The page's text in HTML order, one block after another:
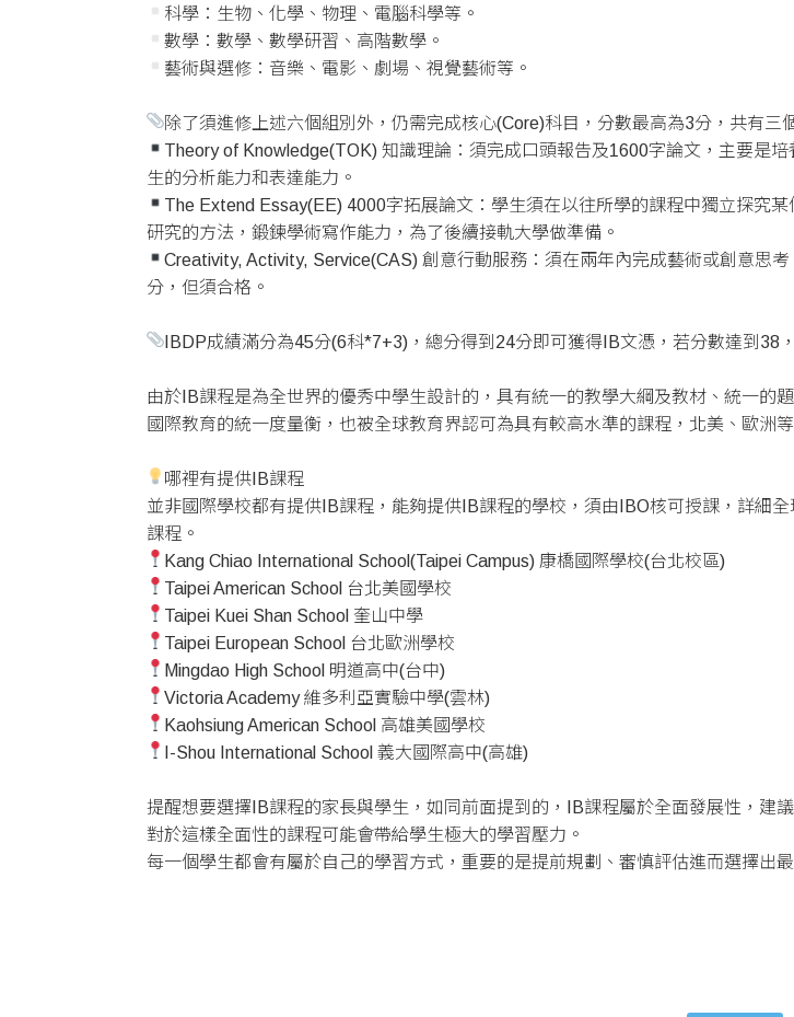
科學：生物、化學、物理、電腦科學等。
數學：數學、數學研習、高階數學。
藝術與選修：音樂、電影、劇場、視覺藝術等。
除了須進修上述六個組別外，仍需完成核心(Core)科目，分數最高為3分，共有三
Theory of Knowledge(TOK) 知識理論：須完成口頭報告及1600字論文，主要是
生的分析能力和表達能力。
The Extend Essay(EE) 4000字拓展論文：學生須在以往所學的課程中獨立探究
研究的方法，鍛鍊學術寫作能力，為了後續接軌大學做準備。
Creativity, Activity, Service(CAS) 創意行動服務：須在兩年內完成藝術或創意思
分，但須合格。
IBDP成績滿分為45分(6科*7+3)，總分得到24分即可獲得IB文憑，若分數達到38
由於IB課程是為全世界的優秀中學生設計的，具有統一的教學大綱及教材、統一的
國際教育的統一度量衡，也被全球教育界認可為具有較高水準的課程，北美、歐洲
哪裡有提供IB課程
並非國際學校都有提供IB課程，能夠提供IB課程的學校，須由IBO核可授課，詳細
課程。
Kang Chiao International School(Taipei Campus) 康橋國際學校(台北校區)
Taipei American School 台北美國學校
Taipei Kuei Shan School 奎山中學
Taipei European School 台北歐洲學校
Mingdao High School 明道高中(台中)
Victoria Academy 維多利亞實驗中學(雲林)
Kaohsiung American School 高雄美國學校
I-Shou International School 義大國際高中(高雄)
提醒想要選擇IB課程的家長與學生，如同前面提到的，IB課程屬於全面發展性，建
對於這樣全面性的課程可能會帶給學生極大的學習壓力。
每一個學生都會有屬於自己的學習方式，重要的是提前規劃、審慎評估進而選擇出